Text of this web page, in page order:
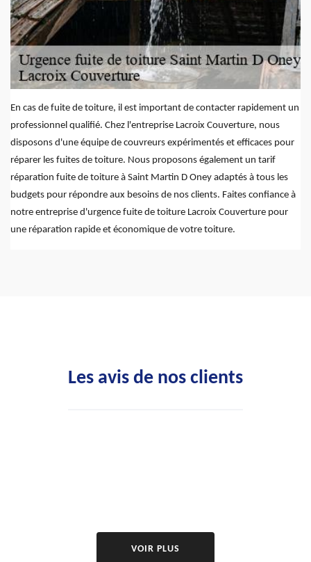
En cas de fuite de toiture, il est important de contacter rapidement un
professionnel qualifié. Chez l'entreprise Lacroix Couverture, nous
disposons d'une équipe de couvreurs expérimentés et efficaces pour
réparer les fuites de toiture. Nous proposons également un tarif
réparation fuite de toiture à Saint Martin D Oney adaptés à tous les
budgets pour répondre aux besoins de nos clients. Faites confiance à
notre entreprise d'urgence fuite de toiture Lacroix Couverture pour
une réparation rapide et économique de votre toiture.
Les avis de nos clients
VOIR PLUS